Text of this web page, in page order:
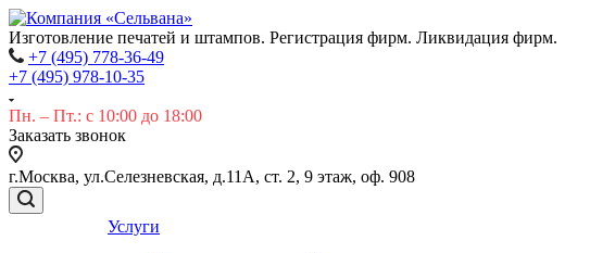
Изготовление печатей и штампов. Регистрация фирм. Ликвидация фирм.
+7 (495) 778-36-49
+7 (495) 978-10-35
Пн. – Пт.: с 10:00 до 18:00
Заказать звонок
г.Москва, ул.Селезневская, д.11А, ст. 2, 9 этаж, оф. 908
Услуги